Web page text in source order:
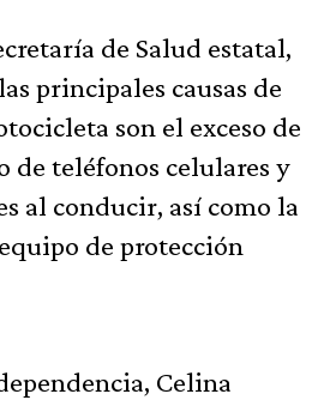
de Salud estatal,
principales causas de
son el exceso de
de teléfonos celulares y
al conducir, así como la
de protección
Celina